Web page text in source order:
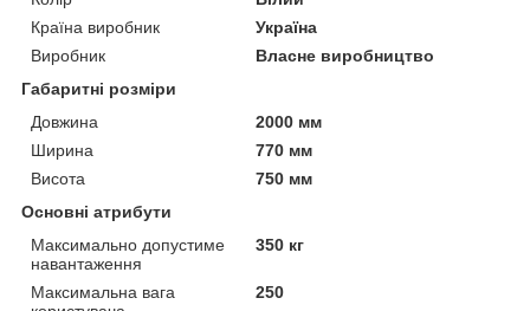
Країна виробник
Україна
Виробник
Власне виробництво
Габаритні розміри
Довжина
2000 мм
Ширина
770 мм
Висота
750 мм
Основні атрибути
Максимально допустиме
навантаження
350 кг
Максимальна вага
250